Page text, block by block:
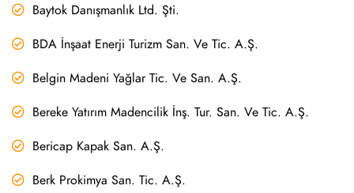
Baytok Danışmanlık Ltd. Şti.
BDA İnşaat Enerji Turizm San. Ve Tic. A.Ş.
Belgin Madeni Yağlar Tic. Ve San. A.Ş.
Bereke Yatırım Madencilik İnş. Tur. San. Ve Tic. A.Ş.
Bericap Kapak San. A.Ş.
Berk Prokimya San. Tic. A.Ş.